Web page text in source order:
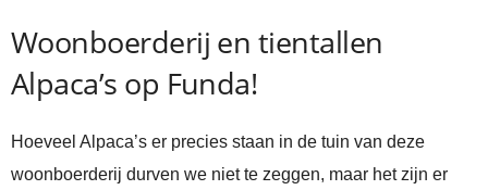
Woonboerderij en tientallen
Alpaca’s op Funda!
Hoeveel Alpaca’s er precies staan in de tuin van deze
woonboerderij durven we niet te zeggen, maar het zijn er